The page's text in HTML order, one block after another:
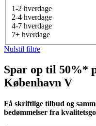
1-2 hverdage
2-4 hverdage
4-7 hverdage
7+ hverdage
Nulstil filtre
Spar op til 50%*
København V
Få skriftlige tilbud og
bedømmelser fra